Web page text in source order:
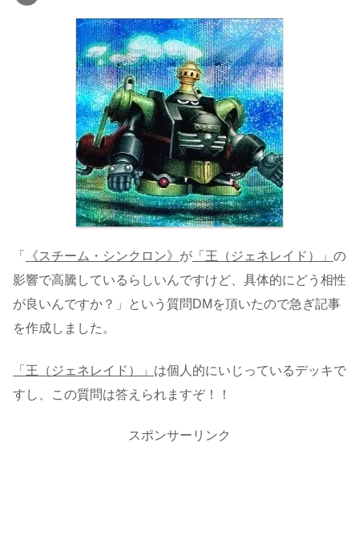
「 《スチーム・シンクロン》 が 「王（ジェネレイド）」 の
影響で高騰しているらしいんですけど、具体的にどう相性
が良いんですか？」という質問DMを頂いたので急ぎ記事
を作成しました。
「王（ジェネレイド）」 は個人的にいじっているデッキで
すし、この質問は答えられますぞ！！
スポンサーリンク